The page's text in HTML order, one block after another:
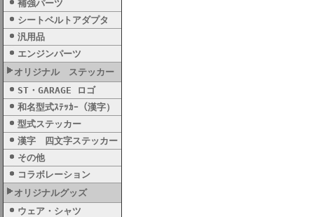
補強パーツ
シートベルトアダプタ
汎用品
エンジンパーツ
オリジナル ステッカー
ST・GARAGE ロゴ
和名型式ｽﾃｯｶｰ（漢字）
型式ステッカー
漢字 四文字ステッカー
その他
コラボレーション
オリジナルグッズ
ウェア・シャツ